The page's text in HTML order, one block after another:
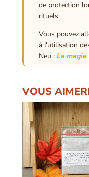
de protection
rituels
Vous pouvez
à l'utilisation
Neu : La
VOUS